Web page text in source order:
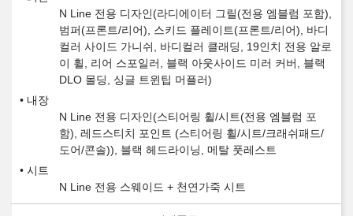
N Line 전용 디자인(라디에이터 그릴(전용 엠블럼 포함),
범퍼(프론트/리어), 스키드 플레이트(프론트/리어), 바디
컬러 사이드 가니쉬, 바디컬러 클래딩, 19인치 전용 알로
이 휠, 리어 스포일러, 블랙 아웃사이드 미러 커버, 블랙
DLO 몰딩, 싱글 트윈팁 머플러)
내장
N Line 전용 디자인(스티어링 휠/시트(전용 엠블럼 포
함), 레드스티치 포인트 (스티어링 휠/시트/크래쉬패드/
도어/콘솔)), 블랙 헤드라이닝, 메탈 풋레스트
시트
N Line 전용 스웨이드 + 천연가죽 시트